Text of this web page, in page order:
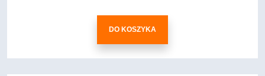
DO KOSZYKA